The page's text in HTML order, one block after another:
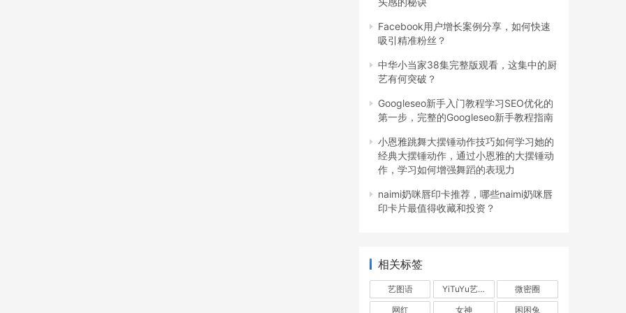
Facebook用户增长案例分享，如何快速
吸引精准粉丝？
中华小当家38集完整版观看，这集中的厨
艺有何突破？
Googleseo新手入门教程学习SEO优化的
第一步，完整的Googleseo新手教程指南
小恩雅跳舞大摆锤动作技巧如何学习她的
经典大摆锤动作，通过小恩雅的大摆锤动
作，学习如何增强舞蹈的表现力
naimi奶咪唇印卡推荐，哪些naimi奶咪唇
印卡片最值得收藏和投资？
相关标签
艺图语 YiTuYu艺图语
微密圈
网红
女神 困困兔